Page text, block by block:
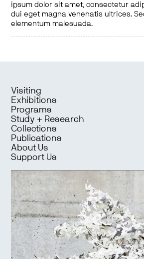
ipsum dolor sit amet, consectetur
dui eget magna venenatis ultrices.
elementum malesuada.
Visiting
Exhibitions
Programs
Study + Research
Collections
Publications
About Us
Support Us